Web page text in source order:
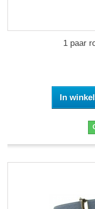
1 paar
In